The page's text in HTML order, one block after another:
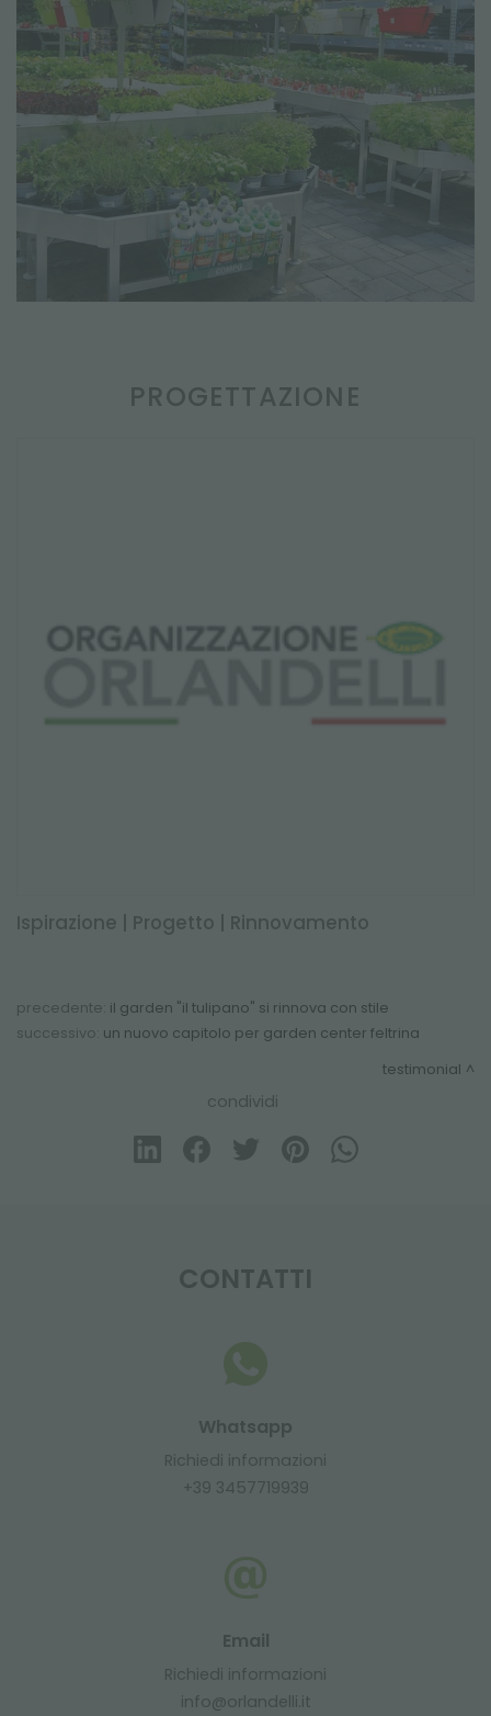
PROGETTAZIONE
Ispirazione | Progetto | Rinnovamento
precedente: il garden "il tulipano" si rinnova con stile
successivo: un nuovo capitolo per garden center feltrina
testimonial
condividi
CONTATTI
Whatsapp
Richiedi informazioni
+39 3457719939
Email
Richiedi informazioni
info@orlandelli.it